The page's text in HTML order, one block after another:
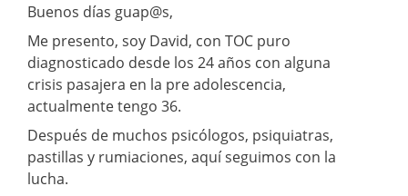
Buenos días guap@s,
Me presento, soy David, con TOC puro
diagnosticado desde los 24 años con alguna
crisis pasajera en la pre adolescencia,
actualmente tengo 36.
Después de muchos psicólogos, psiquiatras,
pastillas y rumiaciones, aquí seguimos con la
lucha.